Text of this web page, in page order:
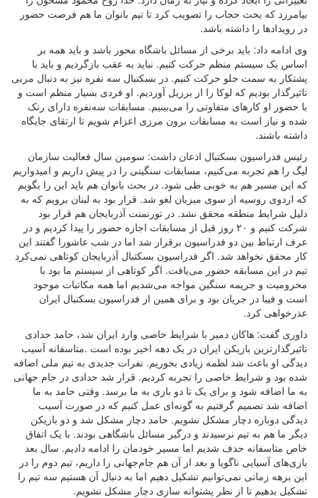
بیامرزد که بحث حجاب را تصویب کرد تا تیم بانوان ما هم فرصت حضور
در رویدادها را داشته باشد.
وی ادامه داد: باید برخی از مسائل باشگاه محور باشد و باید همه بر
اساس یک سیستم منظم حرکت کنیم. نباید به عقب بازگردیم و باید با
پشتکار به سمت جلو حرکت کنیم. در بسکتبال سه نفره نیز به دنبال مربی
تاثیرگذار بودیم که لوکا را از برزیل آوردیم. او فردی بسیار منظم است و
با حضور او کارهای متفاوتی را می‌بینیم. مسابقات سه‌نفره دارای رنک
شده و نیاز است به مسابقات برون مرزی اعزام شویم تا ارتقای جایگاه
داشته باشند.
رئیس فدراسیون بسکتبال اذعان داشت: سومین سال فعالیت سازمان
لیگ را هم تجربه می‌کنیم، مسابقات سنگینی را در پیش داریم و امیدواریم
که این مسیر هم به خوبی طی شود. در بحث بانوان هم باید این را بگویم
که اردوی روسیه از سوی میزبان لغو شد. قرار بود به لبنان برویم که به
دلیل شرایط منطقه محقق نشد. در تورنمنت آذربایجان هم قرار بود
شرکت کنیم و ۲۰ روز قبل از مسابقات اجازه حضور را پیدا کردیم و در
عرف ارتباط بین دو فدراسیون برقرار شد اما در شب عاشورا گفتند این
کار محقق نخواهد شد. اگر فدراسیون بسکتبال آذربایجان کوتاهی نمی‌کرد
تیم در این مسابقه حضور می‌یافت. اگر کوتاهی از سیستم ما بود با
محرومیت و جریمه سنگین مواجه می‌شدیم اما همه مکاتبات موجود
است و فیبا در جریان بود و برای همین از فدراسیون بسکتبال ایران
عذرخواهی کرد.
داوری گفت: هاکان دمیر با شرایط خاصی وارد ایران شد، حامد حدادی
تاثیرگذارترین بازیکن ایران در یک دهه اخیر بوده است .متاسفانه آسیب
دیدگی او باعث شد لطمه زیادی بخوریم. نفرات جدیدی به تیم ملی اضافه
شده بود و شرایط خاصی را تجربه کردیم. قرار شد حدادی در جام جهانی
به ما اضافه شود و برای یک تا دو بازی به ما برسد. وقتی حامد به ما
اضافه شد تصمیم گرفتیم به گونه‌ای عمل کنیم که در صورت آسیب
دیدگی دوباره دچار مشکل نشویم. حامد دچار مشکل شد و دو بازیکن
دیگر ما هم به تیم نرسیدند و درگیر مسائل باشگاهی بودند. با یک اتفاق
خاص متاسفانه حذف شدیم اما مسیر خودمان را ادامه دادیم. سال بعد
بازی‌های آسیایی ناگویا و بعد از آن هم جام‌جهانی را داریم، تیم دوم را در
این برهه زمانی نمی‌توانیم تشکیل دهیم اما به دنبال آن هستیم سه تیم را
تشکیل بدهیم تا از نظر پشتوانه سازی دچار مشکل نشویم.